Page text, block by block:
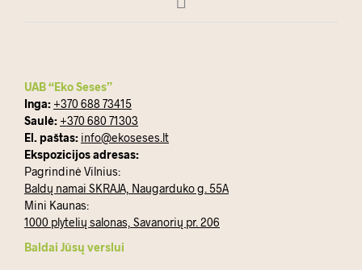
UAB “Eko Seses”
Inga: +370 688 73415
Saulė: +370 680 71303
El. paštas: info@ekoseses.lt
Ekspozicijos adresas:
Pagrindinė Vilnius:
Baldų namai SKRAJA, Naugarduko g. 55A
Mini Kaunas:
1000 plytelių salonas, Savanorių pr. 206
Baldai Jūsų verslui